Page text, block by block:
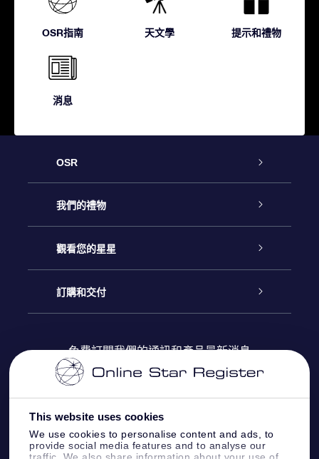
This website uses cookies
We use cookies to personalise content and ads, to
provide social media features and to analyse our
traffic. We also share information about your use of
OSR指南 天文學 提示和禮物
消息
OSR
客戶服務
聯繫我們
博客
評論
我們的禮物
Online Star禮物
OSR禮物包
OSR 禮物卡
公司禮品
觀看您的星星
星星注册
個性化的Star Page
One Million Stars
OSR Starsaver
訂購和交付
付款資訊
配送信息
免費訂閱我們的通訊和產品最新消息